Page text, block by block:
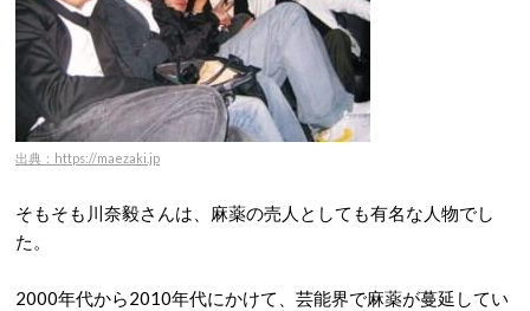
出典：https://maezaki.jp
そもそも川奈毅さんは、麻薬の売人としても有名な人物でし
た。
2000年代から2010年代にかけて、芸能界で麻薬が蔓延してい